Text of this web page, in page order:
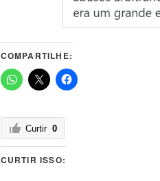
COMPARTILHE:
Curtir 0
CURTIR ISSO: